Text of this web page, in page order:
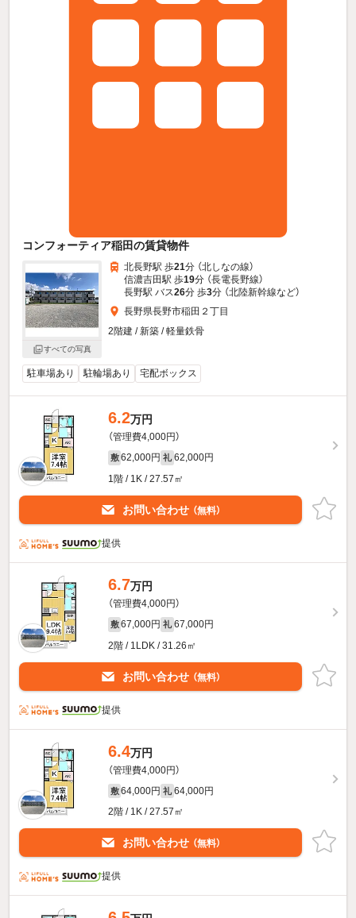
コンフォーティア稲田の賃貸物件
すべての写真
北長野駅 歩21分 （北しなの線）
信濃吉田駅 歩19分 （長電長野線）
長野駅 バス26分 歩3分 （北陸新幹線など）
長野県長野市稲田２丁目
2階建 / 新築 / 軽量鉄骨
駐車場あり 駐輪場あり 宅配ボックス
6.2万円
（管理費4,000円）
敷 62,000円 礼 62,000円
1階 / 1K / 27.57㎡
お問い合わせ （無料）
提供
6.7万円
（管理費4,000円）
敷 67,000円 礼 67,000円
2階 / 1LDK / 31.26㎡
お問い合わせ （無料）
提供
6.4万円
（管理費4,000円）
敷 64,000円 礼 64,000円
2階 / 1K / 27.57㎡
お問い合わせ （無料）
提供